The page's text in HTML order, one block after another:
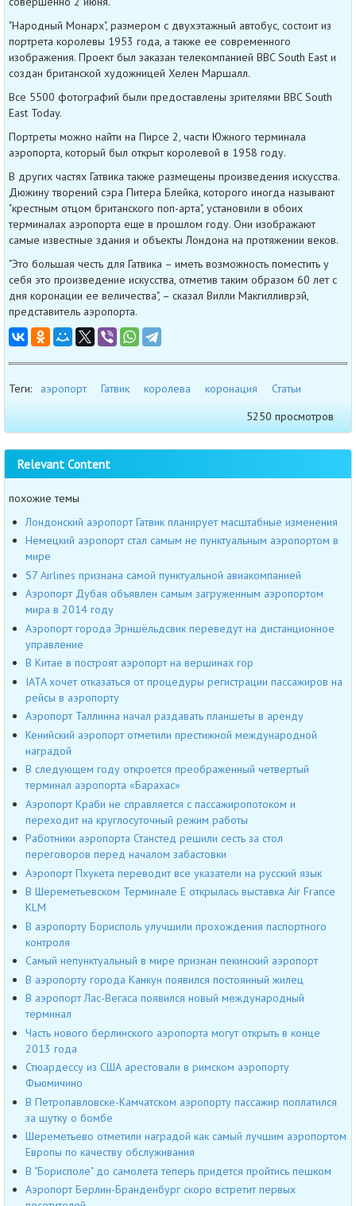
"Народный Монарх", размером с двухэтажный автобус, состоит из
портрета королевы 1953 года, а также ее современного
изображения. Проект был заказан телекомпанией BBC South East и
создан британской художницей Хелен Маршалл.
Все 5500 фотографий были предоставлены зрителями BBC South
East Today.
Портреты можно найти на Пирсе 2, части Южного терминала
аэропорта, который был открыт королевой в 1958 году.
В других частях Гатвика также размещены произведения искусства.
Дюжину творений сэра Питера Блейка, которого иногда называют
"крестным отцом британского поп-арта", установили в обоих
терминалах аэропорта еще в прошлом году. Они изображают
самые известные здания и объекты Лондона на протяжении веков.
"Это большая честь для Гатвика – иметь возможность поместить у
себя это произведение искусства, отметив таким образом 60 лет с
дня коронации ее величества", – сказал Вилли Макгилливрэй,
представитель аэропорта.
Теги: аэропорт Гатвик королева коронация
Статьи
5250 просмотров
Relevant Content
похожие темы
Лондонский аэропорт Гатвик планирует масштабные изменения
Немецкий аэропорт стал самым не пунктуальным аэропортом в
мире
S7 Airlines признана самой пунктуальной авиакомпанией
Аэропорт Дубая объявлен самым загруженным аэропортом
мира в 2014 году
Аэропорт города Эрншёльдсвик переведут на дистанционное
управление
В Китае в построят аэропорт на вершинах гор
IATA хочет отказаться от процедуры регистрации пассажиров на
рейсы в аэропорту
Аэропорт Таллинна начал раздавать планшеты в аренду
Кенийский аэропорт отметили престижной международной
наградой
В следующем году откроется преображенный четвертый
терминал аэропорта «Барахас»
Аэропорт Краби не справляется с пассажиропотоком и
переходит на круглосуточный режим работы
Работники аэропорта Станстед решили сесть за стол
переговоров перед началом забастовки
Аэропорт Пхукета переводит все указатели на русский язык
В Шереметьевском Терминале Е открылась выставка Air France
KLM
В аэропорту Борисполь улучшили прохождения паспортного
контроля
Cамый непунктуальный в мире признан пекинский аэропорт
В аэропорту города Канкун появился постоянный жилец
В аэропорт Лас-Вегаса появился новый международный
терминал
Часть нового берлинского аэропорта могут открыть в конце
2013 года
Стюардессу из США арестовали в римском аэропорту
Фьюмичино
В Петропавловске-Камчатском аэропорту пассажир поплатился
за шутку о бомбе
Шереметьево отметили наградой как самый лучшим аэропортом
Европы по качеству обслуживания
В "Борисполе" до самолета теперь придется пройтись пешком
Аэропорт Берлин-Бранденбург скоро встретит первых